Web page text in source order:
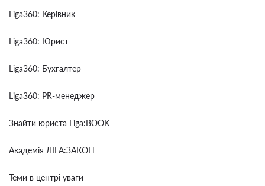
Liga360: Керівник
Liga360: Юрист
Liga360: Бухгалтер
Liga360: PR-менеджер
Знайти юриста Liga:BOOK
Академія ЛІГА:ЗАКОН
Теми в центрі уваги